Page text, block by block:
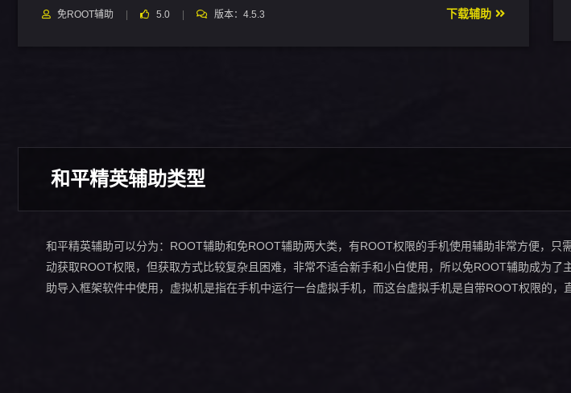
免ROOT辅助 5.0 版本：4.5.3 下载辅助
和平精英辅助类型
和平精英辅助可以分为：ROOT辅助和免ROOT辅助两大类，有ROOT权限的手机使用辅助非常方便，
动获取ROOT权限，但获取方式比较复杂且困难，非常不适合新手和小白使用，所以免ROOT辅助成为
助导入框架软件中使用，虚拟机是指在手机中运行一台虚拟手机，而这台虚拟手机是自带ROOT权限的，